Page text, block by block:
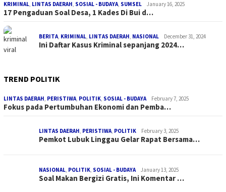
KRIMINAL, LINTAS DAERAH, SOSIAL - BUDAYA, SUMSEL January 16, 2025
17 Pengaduan Soal Desa, 1 Kades Di Bui d…
BERITA, KRIMINAL, LINTAS DAERAH, NASIONAL December 31, 2024
Ini Daftar Kasus Kriminal sepanjang 2024…
TREND POLITIK
LINTAS DAERAH, PERISTIWA, POLITIK, SOSIAL - BUDAYA February 7, 2025
Fokus pada Pertumbuhan Ekonomi dan Pemba…
LINTAS DAERAH, PERISTIWA, POLITIK February 3, 2025
Pemkot Lubuk Linggau Gelar Rapat Bersama…
NASIONAL, POLITIK, SOSIAL - BUDAYA January 13, 2025
Soal Makan Bergizi Gratis, Ini Komentar …